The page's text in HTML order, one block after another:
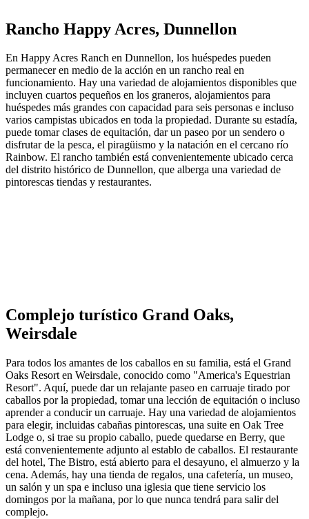
Rancho Happy Acres, Dunnellon
En Happy Acres Ranch en Dunnellon, los huéspedes pueden
permanecer en medio de la acción en un rancho real en
funcionamiento. Hay una variedad de alojamientos disponibles que
incluyen cuartos pequeños en los graneros, alojamientos para
huéspedes más grandes con capacidad para seis personas e incluso
varios campistas ubicados en toda la propiedad. Durante su estadía,
puede tomar clases de equitación, dar un paseo por un sendero o
disfrutar de la pesca, el piragüismo y la natación en el cercano río
Rainbow. El rancho también está convenientemente ubicado cerca
del distrito histórico de Dunnellon, que alberga una variedad de
pintorescas tiendas y restaurantes.
Complejo turístico Grand Oaks,
Weirsdale
Para todos los amantes de los caballos en su familia, está el Grand
Oaks Resort en Weirsdale, conocido como "America's Equestrian
Resort". Aquí, puede dar un relajante paseo en carruaje tirado por
caballos por la propiedad, tomar una lección de equitación o incluso
aprender a conducir un carruaje. Hay una variedad de alojamientos
para elegir, incluidas cabañas pintorescas, una suite en Oak Tree
Lodge o, si trae su propio caballo, puede quedarse en Berry, que
está convenientemente adjunto al establo de caballos. El restaurante
del hotel, The Bistro, está abierto para el desayuno, el almuerzo y la
cena. Además, hay una tienda de regalos, una cafetería, un museo,
un salón y un spa e incluso una iglesia que tiene servicio los
domingos por la mañana, por lo que nunca tendrá para salir del
complejo.